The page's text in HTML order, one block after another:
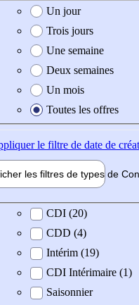
Date de création de l'offre
Un jour
Trois jours
Une semaine
Deux semaines
Un mois
Toutes les offres
le filtre de date de
les filtres de types de
Type de contratCDI (20)
CDD (4)
Intérim (19)
CDI Intérimaire (1)
Saisonnier